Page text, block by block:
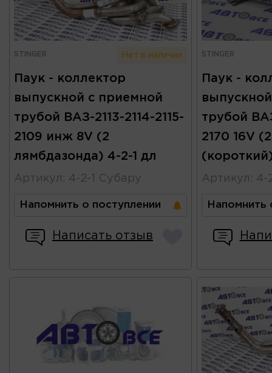
STINGER Нет в наличии
Паук - коллектор
выпускной с приемной
трубой ВАЗ-2113-2114-2115-
2109 инж 8V (2
лямбдазонда) 4-2-1 дл
Артикул : 4-2-1 Субару
Напомнить о поступлении
Написать отзыв
STINGER
Паук -
трубой
2170 16V
Артикул : 4-
Напомнить